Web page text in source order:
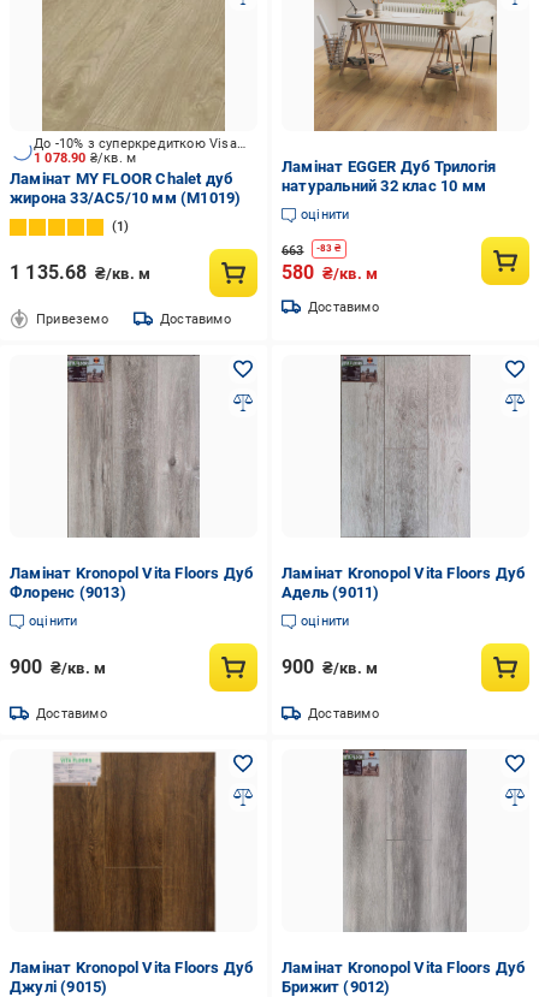
1 078.90 ₴/кв. м
До -10% з суперкредиткою Visa Вигода
Ламінат MY FLOOR Chalet дуб
жирона 33/АС5/10 мм (M1019)
1
1 135.68 ₴/кв. м
Привеземо Доставимо
Ламінат EGGER Дуб Трилогія
натуральний 32 клас 10 мм
оцінити
663 -83 ₴
580 ₴/кв. м
Доставимо
Ламінат Kronopol Vita Floors Дуб
Флоренс (9013)
оцінити
900 ₴/кв. м
Доставимо
Ламінат Kronopol Vita Floors Дуб
Адель (9011)
оцінити
900 ₴/кв. м
Доставимо
Ламінат Kronopol Vita Floors Дуб
Джулі (9015)
Ламінат Kronopol Vita Floors Дуб
Брижит (9012)